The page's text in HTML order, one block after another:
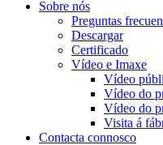
Sobre nós
Preguntas
Descargar
Certificado
Vídeo e Imaxe
Vídeo
Vídeo do
Vídeo do
Visita á
Contacta connosco